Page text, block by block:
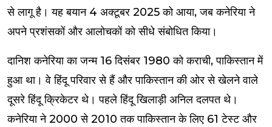
से लागू है। यह बयान 4 अक्टूबर 2025 को आया, जब कनेरिया ने
अपने प्रशंसकों और आलोचकों को सीधे संबोधित किया।
दानिश कनेरिया का जन्म 16 दिसंबर 1980 को कराची, पाकिस्तान में
हुआ था। वे हिंदू परिवार से हैं और पाकिस्तान की ओर से खेलने वाले
दूसरे हिंदू क्रिकेटर थे। पहले हिंदू खिलाड़ी अनिल दलपत थे।
कनेरिया ने 2000 से 2010 तक पाकिस्तान के लिए 61 टेस्ट और